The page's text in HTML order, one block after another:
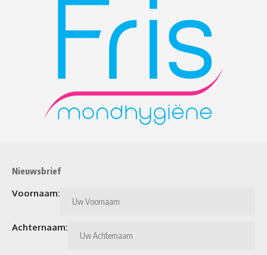
Nieuwsbrief
Voornaam:
Achternaam: